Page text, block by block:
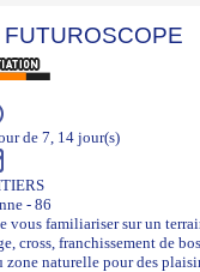
de 7, 14 jour(s)
- 86
vous familiariser sur un
franchissement de
naturelle pour des